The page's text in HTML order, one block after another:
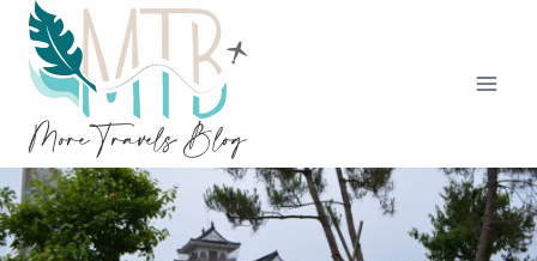
Saltar
contenido